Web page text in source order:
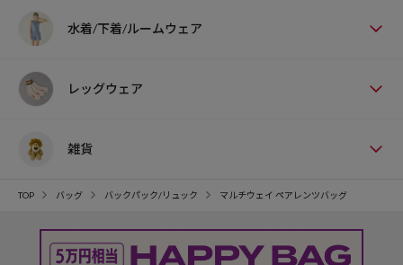
水着/下着/ルームウェア
レッグウェア
雑貨
TOP バッグ バックパック/リュック マルチウェイ ペアレンツバッグ